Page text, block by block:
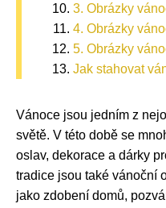
3. Obrázky
4. Obrázky
5. Obrázky
Jak stahovat
Vánoce jsou jedním z
světě. V této době se
oslav, dekorace a dárky
tradice jsou také vánoční
jako zdobení domů,